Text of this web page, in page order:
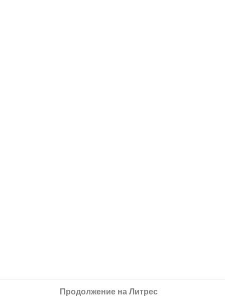
Продолжение на Литрес